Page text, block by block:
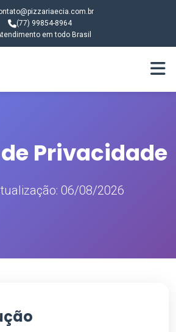
(77) 99854-8964
em todo Brasil
Privacidade
06/08/2026